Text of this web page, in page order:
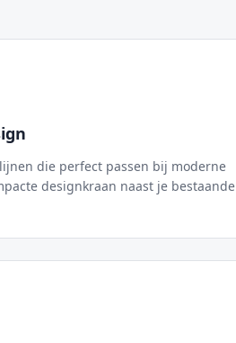
die perfect passen bij moderne
designkraan naast je bestaande